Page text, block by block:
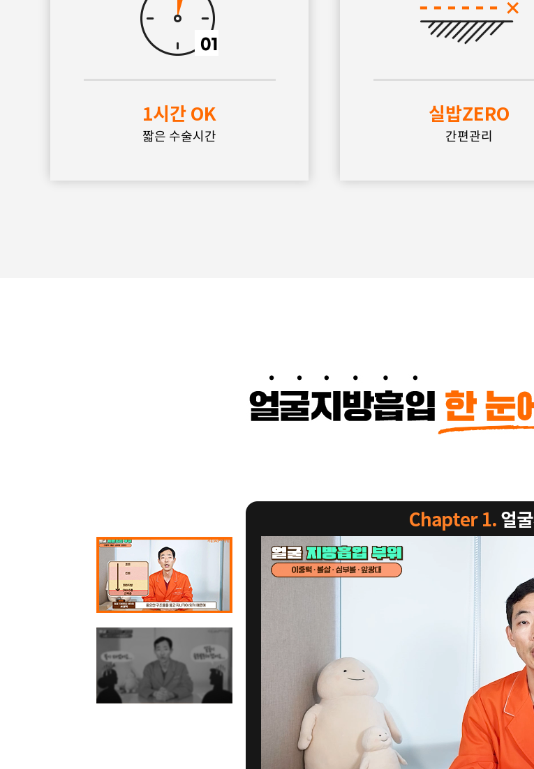
1시간 OK
짧은 수술시간
실밥ZERO
간편관리